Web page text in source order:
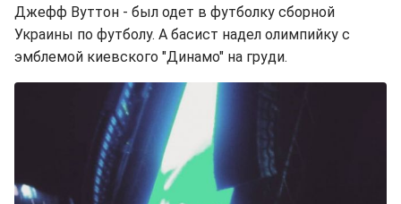
Джефф Вуттон - был одет в футболку сборной
Украины по футболу. А басист надел олимпийку с
эмблемой киевского "Динамо" на груди.